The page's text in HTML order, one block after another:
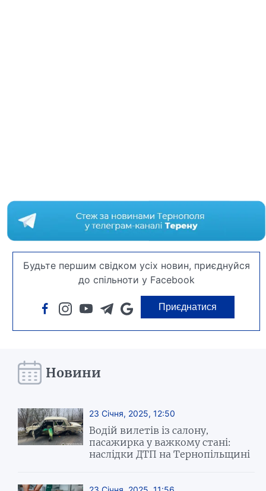
Будьте першим свідком усіх новин, приєднуйся
до спільноти у Facebook
Приєднатися
Новини
23 Січня, 2025, 12:50
Водій вилетів із салону,
пасажирка у важкому стані:
наслідки ДТП на Тернопільщині